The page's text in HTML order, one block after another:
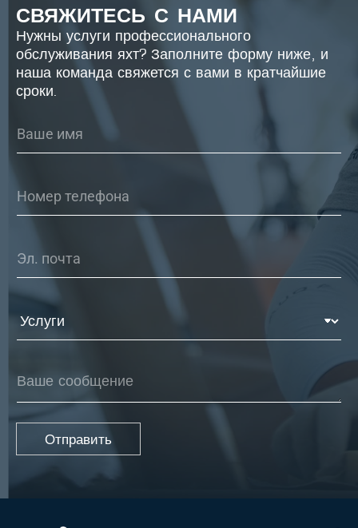
СВЯЖИТЕСЬ С НАМИ
Нужны услуги профессионального
обслуживания яхт? Заполните форму ниже, и
наша команда свяжется с вами в кратчайшие
сроки.
о
ч
Ч
и
с
м
и
*
л
т
а
с
и
а
с
Отправить